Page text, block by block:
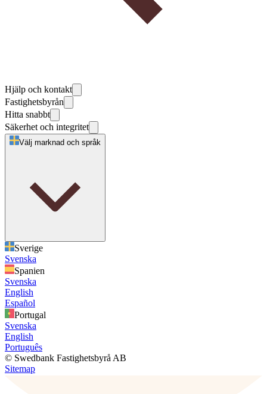
Hjälp och kontakt
Fastighetsbyrån
Hitta snabbt
Säkerhet och integritet
Välj marknad och språk
Sverige
Svenska
Spanien
Svenska
English
Español
Portugal
Svenska
English
Português
© Swedbank Fastighetsbyrå AB
Sitemap